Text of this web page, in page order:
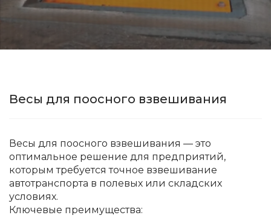
Весы для поосного взвешивания
Весы для поосного взвешивания — это
оптимальное решение для предприятий,
которым требуется точное взвешивание
автотранспорта в полевых или складских
условиях.
Ключевые преимущества: